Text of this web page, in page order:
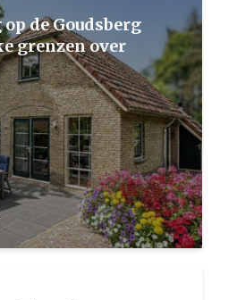
de Goudsberg
grenzen over